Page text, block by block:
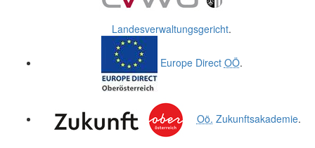
Landesverwaltungsgericht.
Europe Direct OÖ.
Oö. Zukunftsakademie.